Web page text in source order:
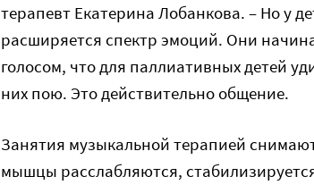
терапевт Екатерина Лобанкова. – Но у
расширяется спектр эмоций. Они
голосом, что для паллиативных детей
них пою. Это действительно общение.
Занятия музыкальной терапией
мышцы расслабляются,